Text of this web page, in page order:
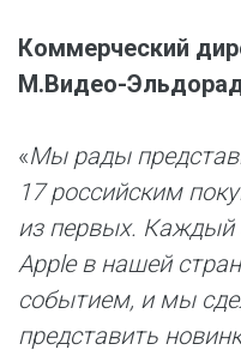
Коммерческий
М.Видео-
«Мы рады
17 российским
из первых. Каждый
Apple в нашей
событием, и мы
представить